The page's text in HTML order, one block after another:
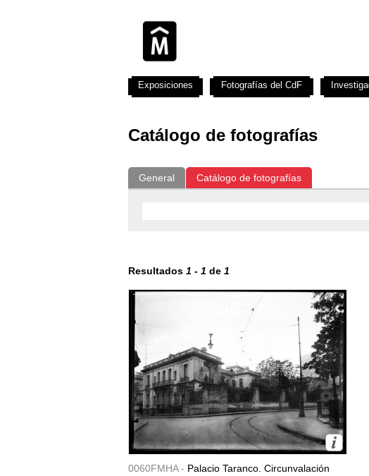
Catálogo de fotografías
General Catálogo de fotografías
Resultados 1 - 1 de 1
0060FMHA - Palacio Taranco. Circunvalación
Exposiciones Fotografías del CdF